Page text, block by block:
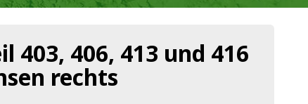
403, 406, 413 und 416
rechts